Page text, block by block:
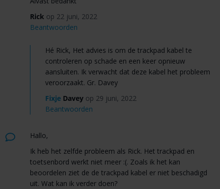
Rick op 22 juni, 2022
Beantwoorden
Hé Rick, Het advies is om de trackpad kabel te
controleren op schade en een keer opnieuw
aansluiten. Ik verwacht dat deze kabel het probleem
veroorzaakt. Gr. Davey
FixjeDavey op 29 juni, 2022
Beantwoorden
Hallo,
Ik heb het zelfde probleem als Rick. Het trackpad en
toetsenbord werkt niet meer :(. Zoals ik het kan
beoordelen ziet de de trackpad kabel er niet beschadigd
uit. Wat kan ik verder doen?